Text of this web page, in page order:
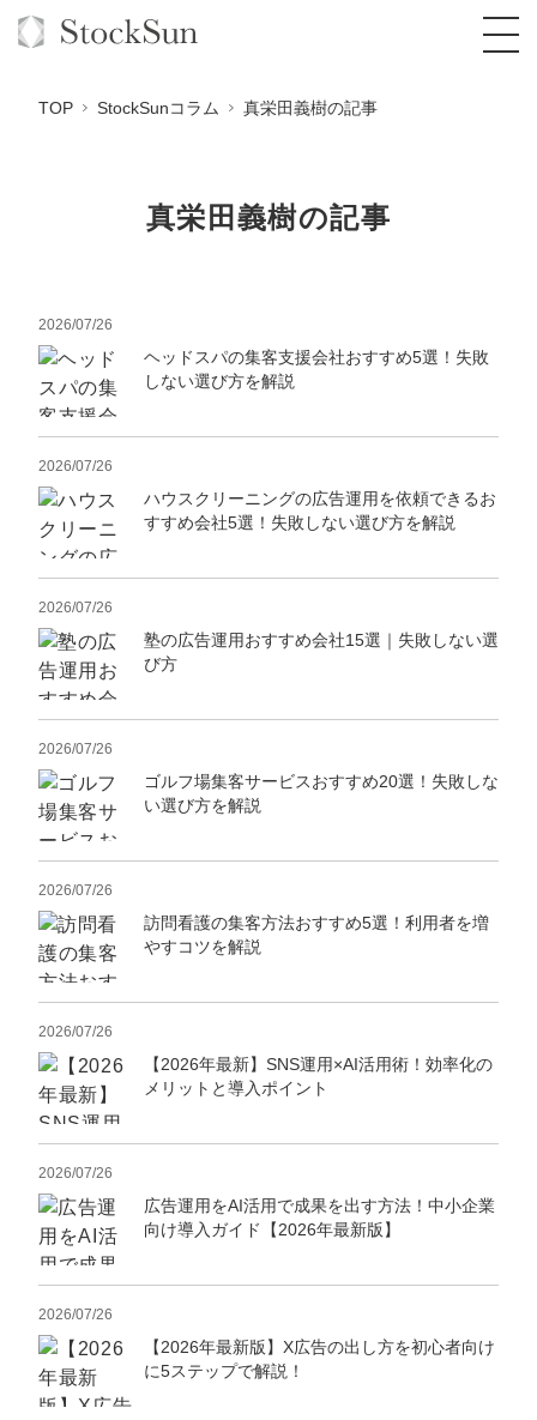
オーダーメイド支援
コンサルタント一覧
品質ガイドライン
社内コンペ
クレーム窓口
定額制Webマーケティング代行『マキトルく
ん』
定額制営業代行『カリトルくん』
定額制採用代行・RPO『トルトルくん』
営業改善特化の動画制作『動画でカリトルく
ん』
定額LINE運用代行『LINEマキトルくん』
オリジナルサービス
格安でAI導入支援『あいのりAI』
拡散付1日密着動画制作『まるごと社長』
1本無料で記事を制作『SEOトライアル』
定額制LP制作・改善『最強LP』
実績
お役立ち資料
料金表
オンラインサロン
StockSun道場
道場TOP
動画編集
エンジニア
YouTubeディレクター
年収エージェント
ミッション・ビジョン・バリュー
代表メッセージ（岩野圭佑）
取締役メッセージ（株本祐己）
業務委託
認定パートナー
動画ディレクター
営業
インターン
正社員
マーケマネージャー
内部監査室長
TOP StockSunコラム 真栄田義樹の記事
真栄田義樹の記事
2026/07/26
ヘッドスパの集客支援会社おすすめ5選！失敗
しない選び方を解説
2026/07/26
ハウスクリーニングの広告運用を依頼できるお
すすめ会社5選！失敗しない選び方を解説
2026/07/26
塾の広告運用おすすめ会社15選｜失敗しない選
び方
2026/07/26
ゴルフ場集客サービスおすすめ20選！失敗しな
い選び方を解説
2026/07/26
訪問看護の集客方法おすすめ5選！利用者を増
やすコツを解説
2026/07/26
【2026年最新】SNS運用×AI活用術！効率化の
メリットと導入ポイント
2026/07/26
広告運用をAI活用で成果を出す方法！中小企業
向け導入ガイド【2026年最新版】
2026/07/26
【2026年最新版】X広告の出し方を初心者向け
に5ステップで解説！